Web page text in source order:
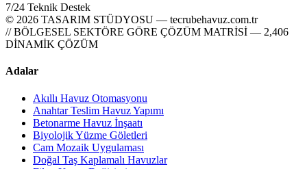
7/24 Teknik Destek
© 2026 TASARIM STÜDYOSU — tecrubehavuz.com.tr
// BÖLGESEL SEKTÖRE GÖRE ÇÖZÜM MATRİSİ — 2,406
DİNAMİK ÇÖZÜM
Adalar
Akıllı Havuz Otomasyonu
Anahtar Teslim Havuz Yapımı
Betonarme Havuz İnşaatı
Biyolojik Yüzme Göletleri
Cam Mozaik Uygulaması
Doğal Taş Kaplamalı Havuzlar